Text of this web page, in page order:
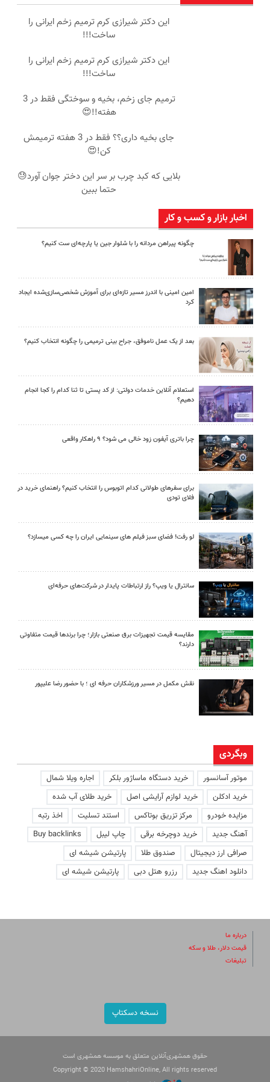
این دکتر شیرازی کرم ترمیم زخم ایرانی را
ساخت!!!
این دکتر شیرازی کرم ترمیم زخم ایرانی را
ساخت!!!
ترمیم جای زخم، بخیه و سوختگی فقط در 3
هفته!!😍
جای بخیه داری؟؟ فقط در 3 هفته ترمیمش
کن!😍
بلایی که کبد چرب بر سر این دختر جوان آورد😓
حتما ببین
اخبار بازار و کسب و کار
چگونه پیراهن مردانه را با شلوار جین یا پارچه‌ای ست کنیم؟
امین امینی با اندرز مسیر تازه‌ای برای آموزش شخصی‌سازی‌شده ایجاد
کرد
بعد از یک عمل ناموفق، جراح بینی ترمیمی را چگونه انتخاب کنیم؟
استعلام آنلاین خدمات دولتی: از کد پستی تا ثنا کدام را کجا انجام
دهیم؟
چرا باتری آیفون زود خالی می شود؟ ۹ راهکار واقعی
برای سفرهای طولانی کدام اتوبوس را انتخاب کنیم؟ راهنمای خرید در
فلای تودی
لو رفت! فضای سبز فیلم های سینمایی ایران را چه کسی میسازد؟
سانترال یا ویپ؟ راز ارتباطات پایدار در شرکت‌های حرفه‌ای
مقایسه قیمت تجهیزات برق صنعتی بازار؛ چرا برندها قیمت متفاوتی
دارند؟
نقش مکمل در مسیر ورزشکاران حرفه ای ؛ با حضور رضا علیپور
وبگردی
موتور آسانسور خرید دستگاه ماساژور بلکر
اجاره ویلا شمال
خرید ادکلن
خرید لوازم آرایشی اصل
خرید طلای آب شده
مزایده خودرو
مرکز تزریق بوتاکس استند تسلیت
اخذ رتبه
آهنگ جدید
خرید دوچرخه برقی چاپ لیبل
Buy backlinks
صرافی ارز دیجیتال
صندوق طلا
پارتیشن شیشه ای
دانلود اهنگ جدید
رزرو هتل دبی پارتیشن شیشه ای
درباره ما
قیمت دلار، طلا و سکه
تبلیغات
نسخه دسکتاپ
حقوق همشهری‌آنلاین متعلق به موسسه همشهری است
Copyright © 2020 HamshahriOnline, All rights reserved